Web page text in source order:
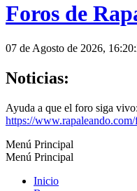
Foros de
07 de Agosto de 2026,
Noticias:
Ayuda a que el foro siga vivo:
https://
Menú Principal
Menú Principal
Inicio